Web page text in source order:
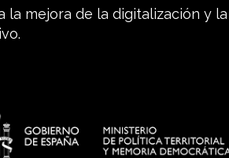
mejora de la digitalización y